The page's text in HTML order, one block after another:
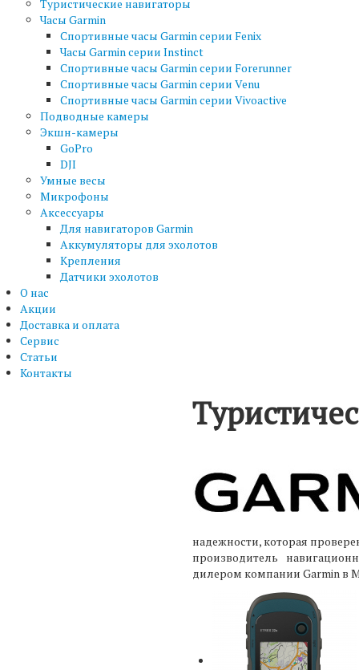
Туристические навигаторы
Часы Garmin
Спортивные часы Garmin серии Fenix
Часы Garmin серии Instinct
Спортивные часы Garmin серии Forerunner
Спортивные часы Garmin серии Venu
Спортивные часы Garmin серии Vivoactive
Подводные камеры
Экшн-камеры
GoPro
DJI
Умные весы
Микрофоны
Аксессуары
Для навигаторов Garmin
Аккумуляторы для эхолотов
Крепления
Датчики эхолотов
О нас
Акции
Доставка и оплата
Сервис
Статьи
Контакты
надежности, которая
производитель
дилером компании Garmin в